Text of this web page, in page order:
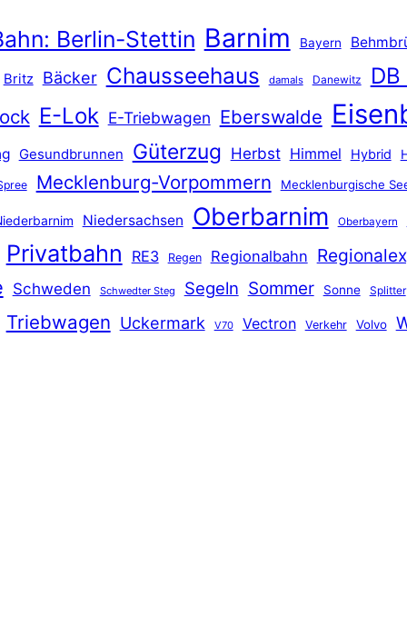
Berlin-Stettin Barnim Bayern
Britz Bäcker Chausseehaus damals Danewitz DB
E-Lok E-Triebwagen Eberswalde
Gesundbrunnen Güterzug Herbst Himmel Hybrid
Mecklenburg-Vorpommern Mecklenburgische
Niedersachsen Oberbarnim Oberbayern
Privatbahn RE3 Regen Regionalbahn
Schweden Schwedter Steg Segeln Sommer Sonne Splitter
Triebwagen Uckermark V70 Vectron Verkehr Volvo